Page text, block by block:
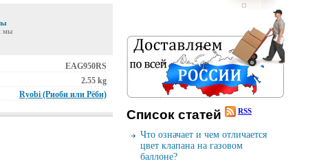
мы
EAG950RS
2.55 kg
Ryobi (Риоби или Рёби)
Cписок cтатей RSS
Что означает и чем отличается
цвет клапана на газовом
баллоне?